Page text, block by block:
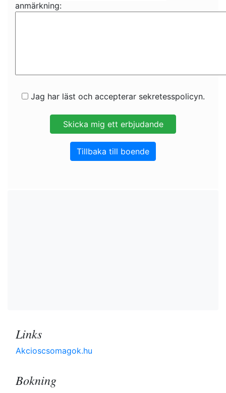
anmärkning:
Jag har läst och accepterar sekretesspolicyn.
Tillbaka till boende
Links
Akcioscsomagok.hu
Bokning